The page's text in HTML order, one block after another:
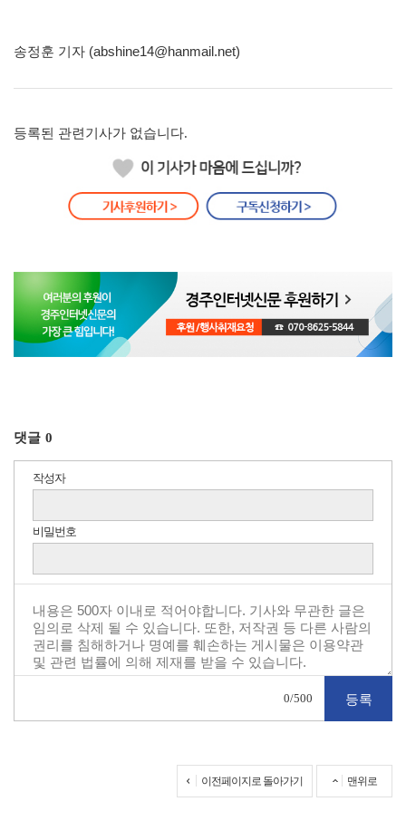
송정훈 기자 (abshine14@hanmail.net)
등록된 관련기사가 없습니다.
댓글 0
작성자
비밀번호
0/500
이전페이지로 돌아가기 맨위로